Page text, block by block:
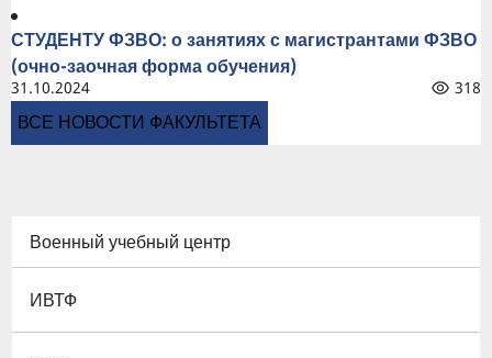
СТУДЕНТУ ФЗВО: о занятиях с магистрантами ФЗВО
(очно-заочная форма обучения)
31.10.2024 318
ВСЕ НОВОСТИ ФАКУЛЬТЕТА
Военный учебный центр
ИВТФ